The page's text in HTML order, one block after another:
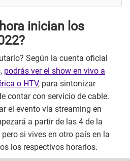
inician los
Según la cuenta oficial
podrás ver el show en vivo a
o HTV, para sintonizar
contar con servicio de cable.
el evento vía streaming en
a partir de las 4 de la
si vives en otro país en la
los respectivos horarios.